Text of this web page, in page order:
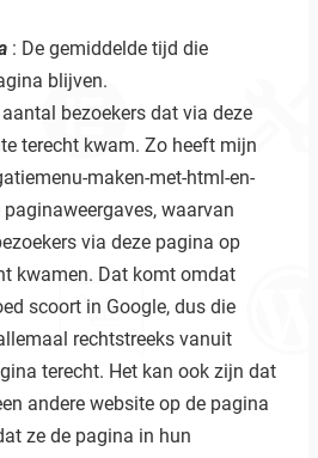
: De gemiddelde tijd die
blijven.
aantal bezoekers dat via deze
terecht kwam. Zo heeft mijn
maken-met-html-en-
waarvan
via deze pagina op
kwamen. Dat komt omdat
scoort in Google, dus die
rechtstreeks vanuit
terecht. Het kan ook zijn dat
andere website op de pagina
ze de pagina in hun